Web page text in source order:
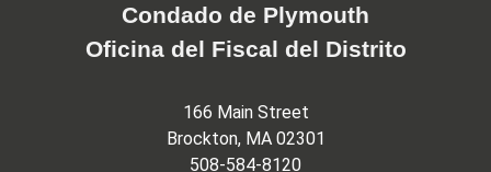
Condado de Plymouth
Oficina del Fiscal del Distrito
166 Main Street
Brockton, MA 02301
508-584-8120